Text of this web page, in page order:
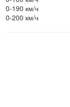
0-190 км/ч
0-200 км/ч